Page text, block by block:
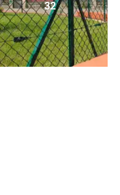
32